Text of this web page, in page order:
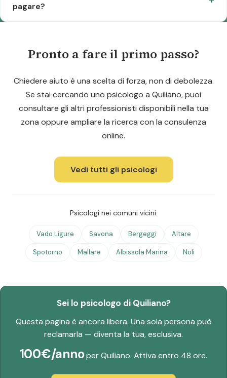
pagare?
Pronto a fare il primo passo?
Chiedere aiuto è una scelta di forza, non di debolezza.
Se stai cercando uno psicologo a Quiliano, puoi
consultare gli altri professionisti disponibili nella tua
zona oppure ampliare la ricerca con la consulenza
online.
Vedi tutti gli psicologi
Psicologi nei comuni vicini:
Vado Ligure Savona Bergeggi Altare
Spotorno Mallare Albissola Marina Noli
Sei lo psicologo di Quiliano?
Questa pagina è ancora libera. Una sola persona può
reclamarla — diventa la tua, esclusiva.
100€/annoper Quiliano. Attiva entro 48 ore.